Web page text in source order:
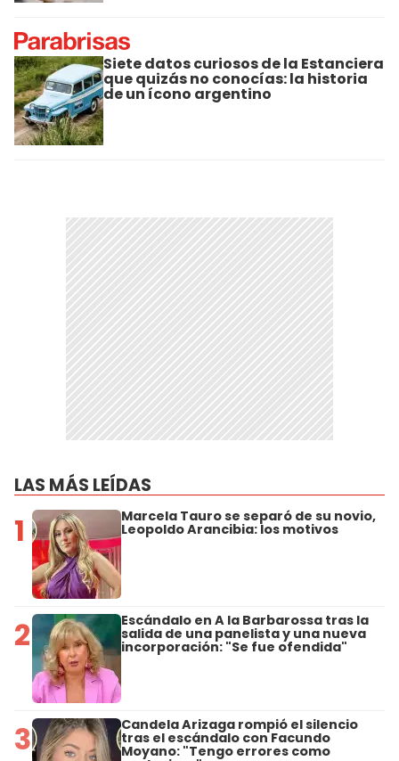
Siete datos curiosos de la Estanciera
que quizás no conocías: la historia
de un ícono argentino
LAS MÁS LEÍDAS
1 Marcela Tauro se separó de su novio,
Leopoldo Arancibia: los motivos
2 Escándalo en A la Barbarossa tras la
salida de una panelista y una nueva
incorporación: "Se fue ofendida"
3 Candela Arizaga rompió el silencio
tras el escándalo con Facundo
Moyano: "Tengo errores como